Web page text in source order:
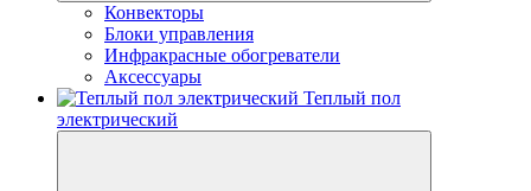
Конвекторы
Блоки управления
Инфракрасные обогреватели
Аксессуары
Теплый пол
электрический